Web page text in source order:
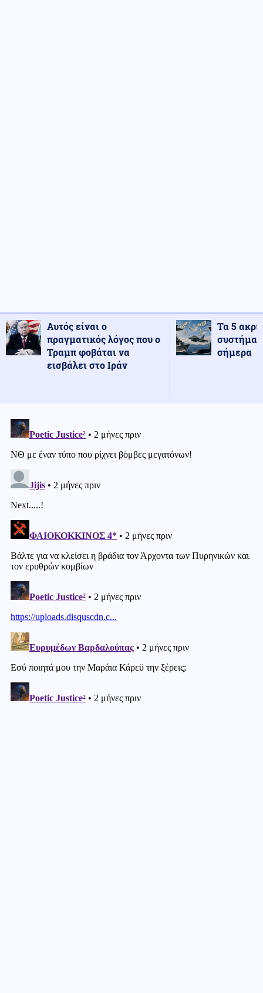
Αυτός είναι ο
πραγματικός λόγος που ο
Τραμπ φοβάται να
εισβάλει στο Ιράν
Τα 5
σήμερα